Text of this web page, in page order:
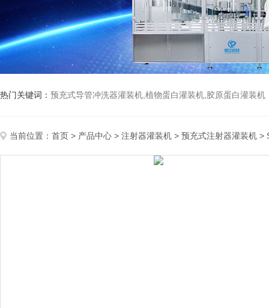
热门关键词： 预充式导管冲洗器灌装机,植物蛋白灌装机,胶原蛋白灌装机
当前位置： 首页 > 产品中心 > 注射器灌装机 > 预充式注射器灌装机 >